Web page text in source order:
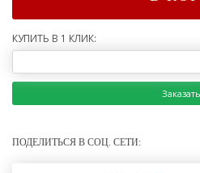
КУПИТЬ В 1 КЛИК:
Заказать
ПОДЕЛИТЬСЯ В СОЦ. СЕТИ: